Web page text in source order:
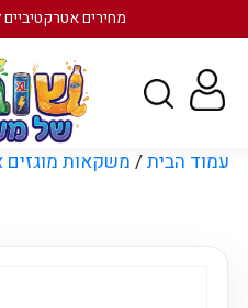
מחירים
עמוד הבית/ משקאות מוגזים